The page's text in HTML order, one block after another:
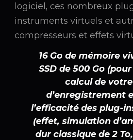
logiciel, ces nombreux
instruments virtuels et
compresseurs et effets
16 Go de mémoire
SSD de 500 Go
calcul de
d’enregistrement
l’efficacité des plug-
(effet, simulation
dur classique de 2